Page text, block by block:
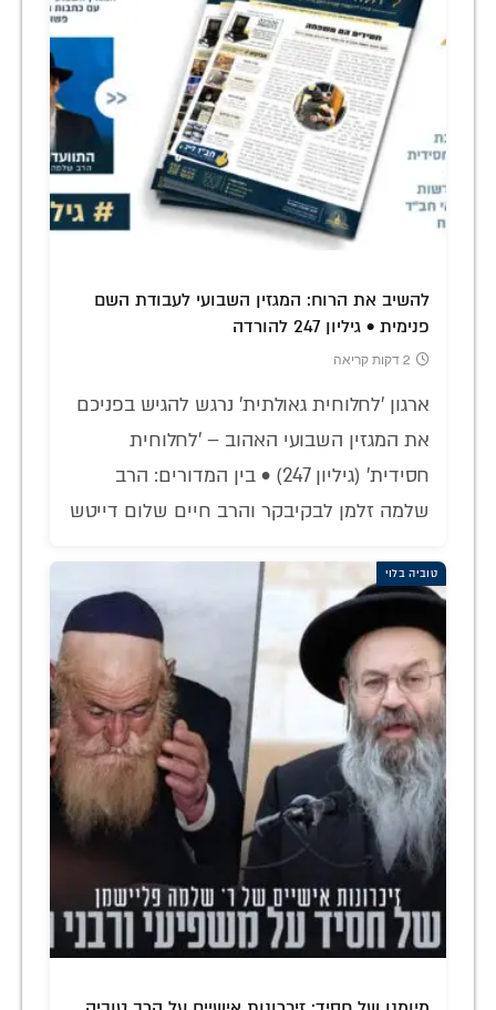
להשיב את הרוח: המגזין השבועי לעבודת השם
פנימית • גיליון 247 להורדה
2 דקות קריאה
ארגון 'לחלוחית גאולתית' נרגש להגיש בפניכם
את המגזין השבועי האהוב – 'לחלוחית
חסידית' (גיליון 247) • בין המדורים: הרב
שלמה זלמן לבקיבקר והרב חיים שלום דייטש
טוביה בלוי